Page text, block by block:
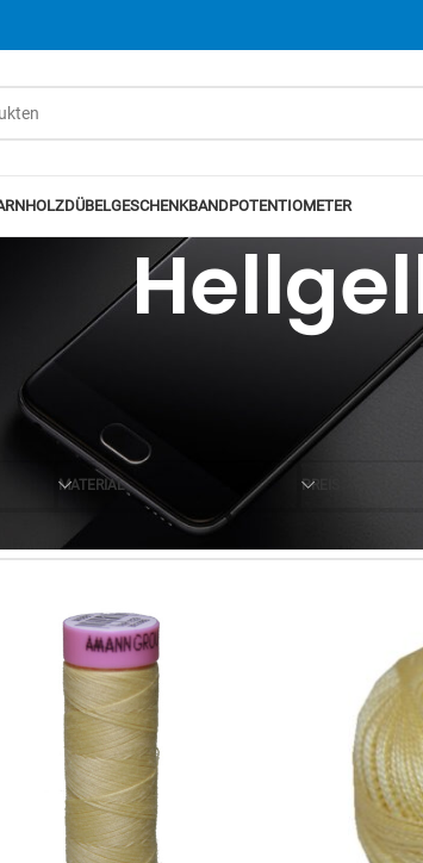
HOLZDÜBELGESCHENKBANDPOTENTIOMETER
MATERIAL PREIS